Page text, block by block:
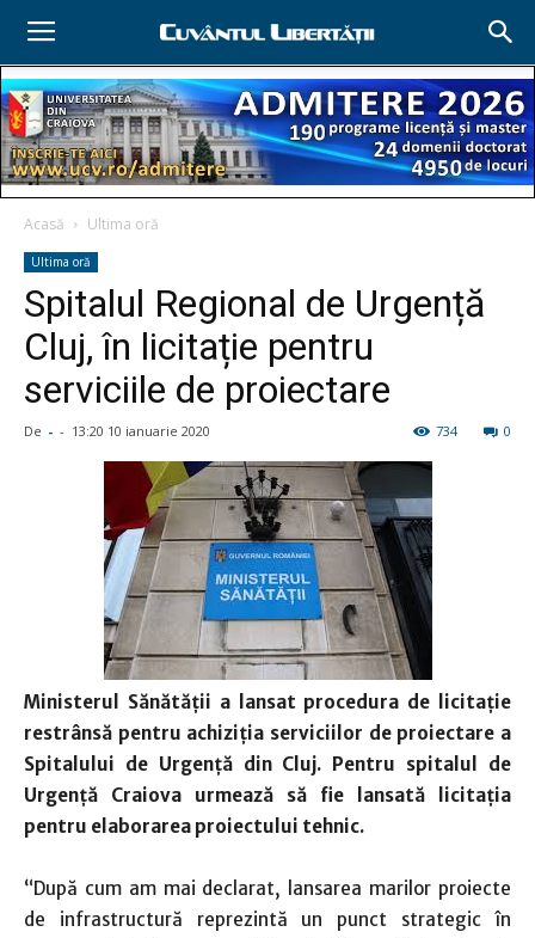
Acasă Ultima oră
Ultima oră
Spitalul Regional de Urgență
Cluj, în licitație pentru
serviciile de proiectare
De - - 13:20 10 ianuarie 2020 0
734
Ministerul Sănătății a lansat procedura de licitație
restrânsă pentru achiziția serviciilor de proiectare a
Spitalului de Urgență din Cluj. Pentru spitalul de
Urgență Craiova urmează să fie lansată licitația
pentru elaborarea proiectului tehnic.
“După cum am mai declarat, lansarea marilor proiecte
de infrastructură reprezintă un punct strategic în